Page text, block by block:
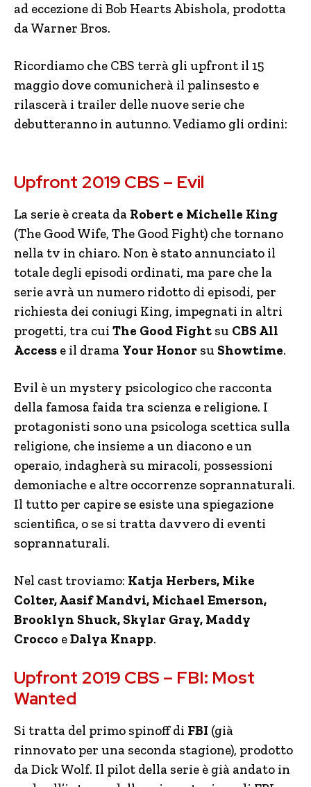
ad eccezione di Bob Hearts Abishola, prodotta
da Warner Bros.
Ricordiamo che CBS terrà gli upfront il 15
maggio dove comunicherà il palinsesto e
rilascerà i trailer delle nuove serie che
debutteranno in autunno. Vediamo gli ordini:
Upfront 2019 CBS – Evil
La serie è creata da Robert e Michelle King
(The Good Wife, The Good Fight) che tornano
nella tv in chiaro. Non è stato annunciato il
totale degli episodi ordinati, ma pare che la
serie avrà un numero ridotto di episodi, per
richiesta dei coniugi King, impegnati in altri
progetti, tra cui The Good Fight su CBS All
Access e il drama Your Honor su Showtime.
Evil è un mystery psicologico che racconta
della famosa faida tra scienza e religione. I
protagonisti sono una psicologa scettica sulla
religione, che insieme a un diacono e un
operaio, indagherà su miracoli, possessioni
demoniache e altre occorrenze soprannaturali.
Il tutto per capire se esiste una spiegazione
scientifica, o se si tratta davvero di eventi
soprannaturali.
Nel cast troviamo: Katja Herbers, Mike
Colter, Aasif Mandvi, Michael Emerson,
Brooklyn Shuck, Skylar Gray, Maddy
Crocco eDalya Knapp.
Upfront 2019 CBS – FBI: Most
Wanted
Si tratta del primo spinoff di FBI (già
rinnovato per una seconda stagione), prodotto
da Dick Wolf. Il pilot della serie è già andato in